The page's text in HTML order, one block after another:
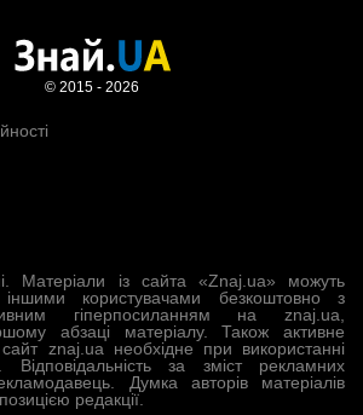
Матеріали із сайта «Znaj.ua» можуть
іншими користувачами безкоштовно з
гіперпосиланням на znaj.ua,
абзаці матеріалу. Також активне
znaj.ua необхідне при використанні
Відповідальність за зміст рекламних
Думка авторів матеріалів
редакції.
© 2015 - 2026